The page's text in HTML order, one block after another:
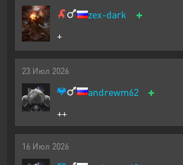
zex-dark +
+
23 Июл 2026
andrewm62 +
++
16 Июл 2026